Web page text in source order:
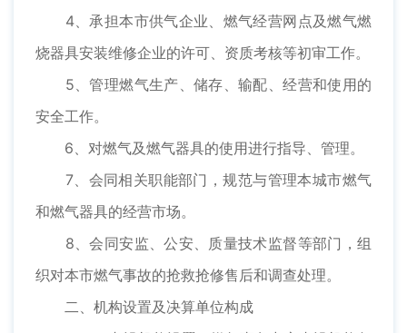
4、承担本市供气企业、燃气经营网点及燃气燃
烧器具安装维修企业的许可、资质考核等初审工作。
5、管理燃气生产、储存、输配、经营和使用的
安全工作。
6、对燃气及燃气器具的使用进行指导、管理。
7、会同相关职能部门，规范与管理本城市燃气
和燃气器具的经营市场。
8、会同安监、公安、质量技术监督等部门，组
织对本市燃气事故的抢救抢修售后和调查处理。
二、机构设置及决算单位构成